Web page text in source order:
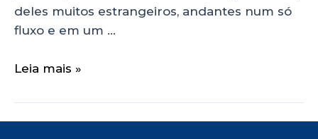
deles muitos estrangeiros, andantes num só
fluxo e em um …
Leia mais »